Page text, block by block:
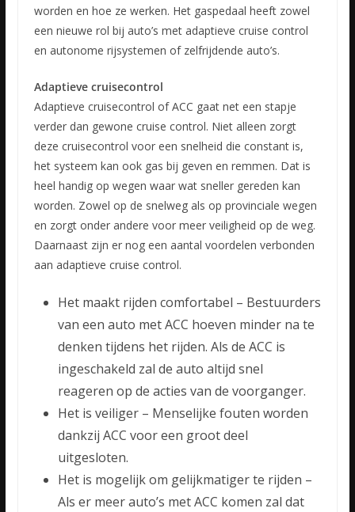
worden en hoe ze werken. Het gaspedaal heeft zowel
een nieuwe rol bij auto’s met adaptieve cruise control
en autonome rijsystemen of zelfrijdende auto’s.
Adaptieve cruisecontrol
Adaptieve cruisecontrol of ACC gaat net een stapje
verder dan gewone cruise control. Niet alleen zorgt
deze cruisecontrol voor een snelheid die constant is,
het systeem kan ook gas bij geven en remmen. Dat is
heel handig op wegen waar wat sneller gereden kan
worden. Zowel op de snelweg als op provinciale wegen
en zorgt onder andere voor meer veiligheid op de weg.
Daarnaast zijn er nog een aantal voordelen verbonden
aan adaptieve cruise control.
Het maakt rijden comfortabel – Bestuurders
van een auto met ACC hoeven minder na te
denken tijdens het rijden. Als de ACC is
ingeschakeld zal de auto altijd snel
reageren op de acties van de voorganger.
Het is veiliger – Menselijke fouten worden
dankzij ACC voor een groot deel
uitgesloten.
Het is mogelijk om gelijkmatiger te rijden –
Als er meer auto’s met ACC komen zal dat